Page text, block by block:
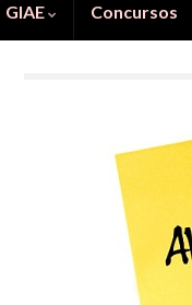
GIAE Concursos